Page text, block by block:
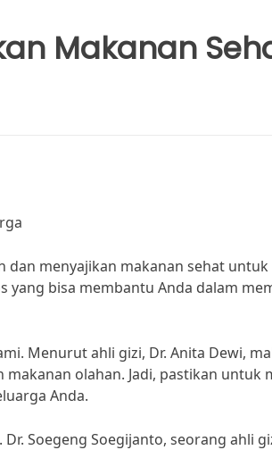
Makanan
dan menyajikan makanan sehat
yang bisa membantu Anda dalam
Menurut ahli gizi, Dr. Anita Dewi,
olahan. Jadi, pastikan untuk
Anda.
Soegeng Soegijanto, seorang ahli